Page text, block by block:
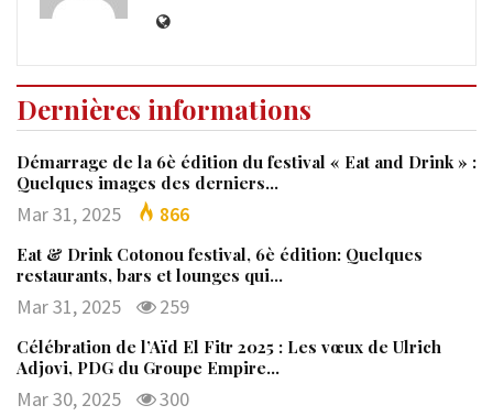
Dernières informations
Démarrage de la 6è édition du festival « Eat and Drink » :
Quelques images des derniers…
Mar 31, 2025 866
Eat & Drink Cotonou festival, 6è édition: Quelques
restaurants, bars et lounges qui…
Mar 31, 2025 259
Célébration de l’Aïd El Fitr 2025 : Les vœux de Ulrich
Adjovi, PDG du Groupe Empire…
Mar 30, 2025 300